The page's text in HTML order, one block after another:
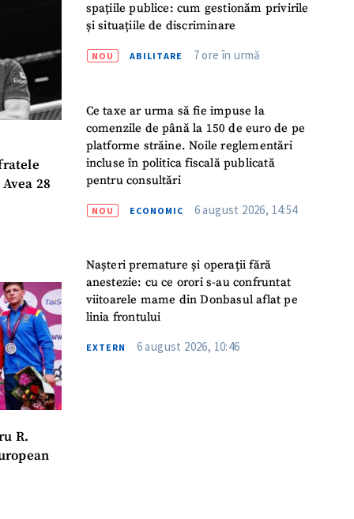
28
R.
spațiile publice: cum gestionăm privirile
și situațiile de discriminare
NOU ABILITARE 7 ore în urmă
Ce taxe ar urma să fie impuse la
comenzile de până la 150 de euro de pe
platforme străine. Noile reglementări
incluse în politica fiscală publicată
pentru consultări
NOU ECONOMIC 6 august 2026, 14:54
Nașteri premature și operații fără
anestezie: cu ce orori s-au confruntat
viitoarele mame din Donbasul aflat pe
linia frontului
EXTERN 6 august 2026, 10:46